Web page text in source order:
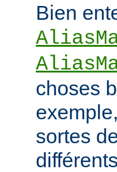
Bien
choses
sortes